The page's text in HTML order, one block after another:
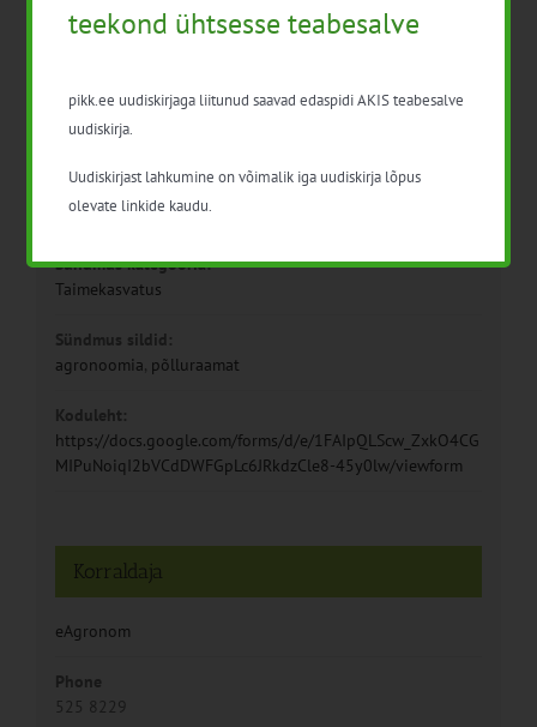
Kuupäev:
Aeg:
10:00 - 13:00
Hind:
Tasuta
Sündmus kategooria:
Taimekasvatus
Sündmus sildid:
agronoomia, põlluraamat
Koduleht:
https://docs.google.com/forms/d/e/1FAIpQLScw_ZxkO4CG
MIPuNoiqI2bVCdDWFGpLc6JRkdzCle8-45y0lw/viewform
Korraldaja
eAgronom
Phone
525 8229
teekond ühtsesse teabesalve
pikk.ee uudiskirjaga liitunud saavad edaspidi AKIS teabesalve
uudiskirja.
Uudiskirjast lahkumine on võimalik iga uudiskirja lõpus
olevate linkide kaudu.